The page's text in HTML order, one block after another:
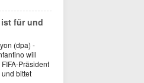
ist für und
(dpa) -
will
Präsident
bittet